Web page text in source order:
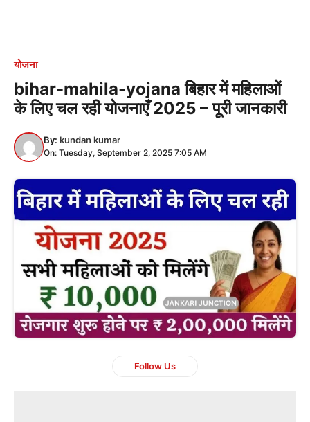
योजना
bihar-mahila-yojana बिहार में महिलाओं
के लिए चल रही योजनाएँ 2025 – पूरी जानकारी
By: kundan kumar
On: Tuesday, September 2, 2025 7:05 AM
Follow Us